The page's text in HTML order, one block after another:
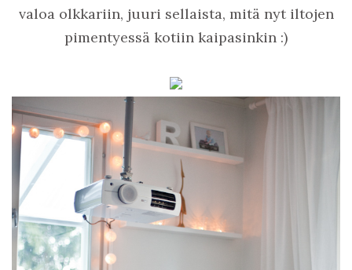
valoa olkkariin, juuri sellaista, mitä nyt iltojen
pimentyessä kotiin kaipasinkin :)